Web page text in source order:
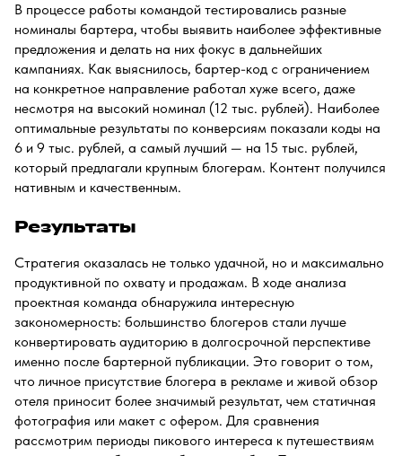
В процессе работы командой тестировались разные
номиналы бартера, чтобы выявить наиболее эффективные
предложения и делать на них фокус в дальнейших
кампаниях. Как выяснилось, бартер-код с ограничением
на конкретное направление работал хуже всего, даже
несмотря на высокий номинал (12 тыс. рублей). Наиболее
оптимальные результаты по конверсиям показали коды на
6 и 9 тыс. рублей, а самый лучший — на 15 тыс. рублей,
который предлагали крупным блогерам. Контент получился
нативным и качественным.
Результаты
Стратегия оказалась не только удачной, но и максимально
продуктивной по охвату и продажам. В ходе анализа
проектная команда обнаружила интересную
закономерность: большинство блогеров стали лучше
конвертировать аудиторию в долгосрочной перспективе
именно после бартерной публикации. Это говорит о том,
что личное присутствие блогера в рекламе и живой обзор
отеля приносит более значимый результат, чем статичная
фотография или макет с офером. Для сравнения
рассмотрим периоды пикового интереса к путешествиям